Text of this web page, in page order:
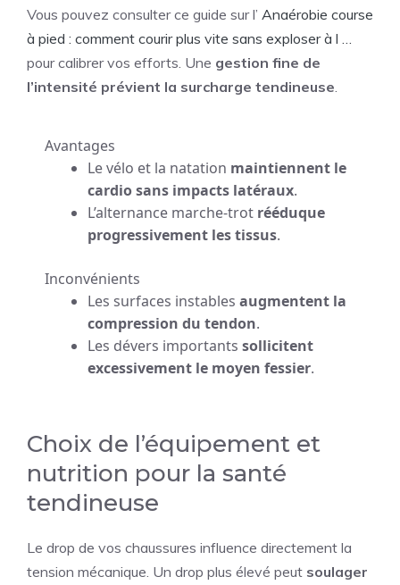
Vous pouvez consulter ce guide sur l’ Anaérobie course
à pied : comment courir plus vite sans exploser à l …
pour calibrer vos efforts. Une gestion fine de
l’intensité prévient la surcharge tendineuse
Avantages
Le vélo et la natation maintiennent le
cardio sans impacts latéraux.
L’alternance marche-trot rééduque
progressivement les tissus.
Inconvénients
Les surfaces instables augmentent la
compression du tendon.
Les dévers importants sollicitent
excessivement le moyen fessier.
Choix de l’équipement et
nutrition pour la santé
tendineuse
Le drop de vos chaussures influence directement la
tension mécanique. Un drop plus élevé peut soulager